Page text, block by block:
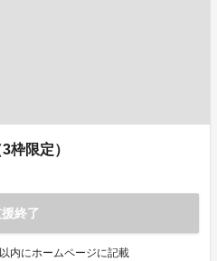
枠限定）
終了
内にホームページに記載